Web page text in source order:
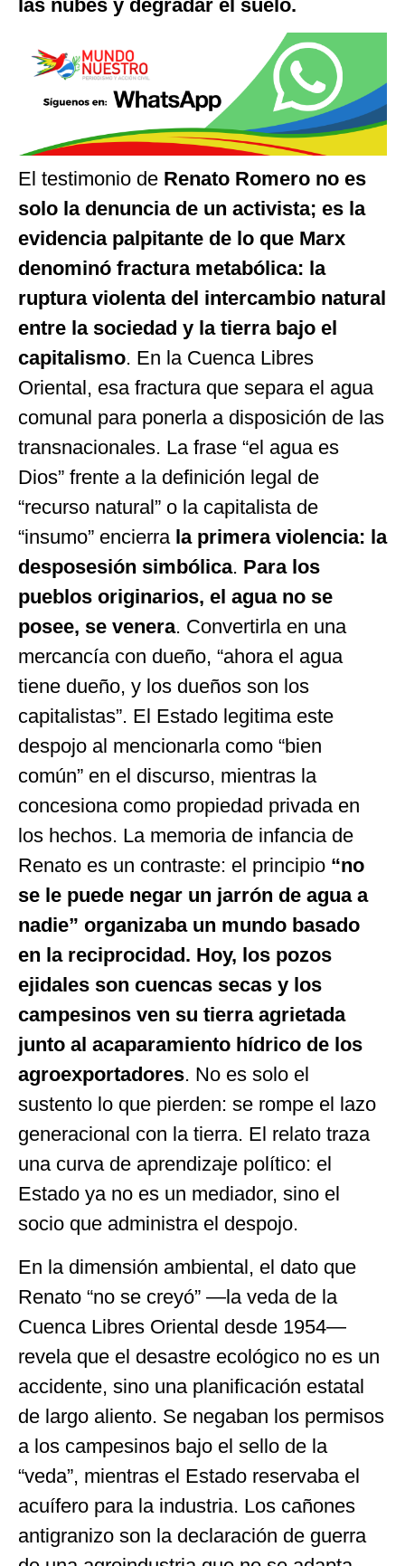
las nubes y degradar el suelo.
El testimonio de Renato Romero no es
solo la denuncia de un activista; es la
evidencia palpitante de lo que Marx
denominó fractura metabólica: la
ruptura violenta del intercambio natural
entre la sociedad y la tierra bajo el
capitalismo. En la Cuenca Libres
Oriental, esa fractura que separa el agua
comunal para ponerla a disposición de las
transnacionales. La frase “el agua es
Dios” frente a la definición legal de
“recurso natural” o la capitalista de
“insumo” encierra la primera violencia: la
desposesión simbólica. Para los
pueblos originarios, el agua no se
posee, se venera. Convertirla en una
mercancía con dueño, “ahora el agua
tiene dueño, y los dueños son los
capitalistas”. El Estado legitima este
despojo al mencionarla como “bien
común” en el discurso, mientras la
concesiona como propiedad privada en
los hechos. La memoria de infancia de
Renato es un contraste: el principio “no
se le puede negar un jarrón de agua a
nadie” organizaba un mundo basado
en la reciprocidad. Hoy, los pozos
ejidales son cuencas secas y los
campesinos ven su tierra agrietada
junto al acaparamiento hídrico de los
agroexportadores. No es solo el
sustento lo que pierden: se rompe el lazo
generacional con la tierra. El relato traza
una curva de aprendizaje político: el
Estado ya no es un mediador, sino el
socio que administra el despojo.
En la dimensión ambiental, el dato que
Renato “no se creyó” —la veda de la
Cuenca Libres Oriental desde 1954—
revela que el desastre ecológico no es un
accidente, sino una planificación estatal
de largo aliento. Se negaban los permisos
a los campesinos bajo el sello de la
“veda”, mientras el Estado reservaba el
acuífero para la industria. Los cañones
antigranizo son la declaración de guerra